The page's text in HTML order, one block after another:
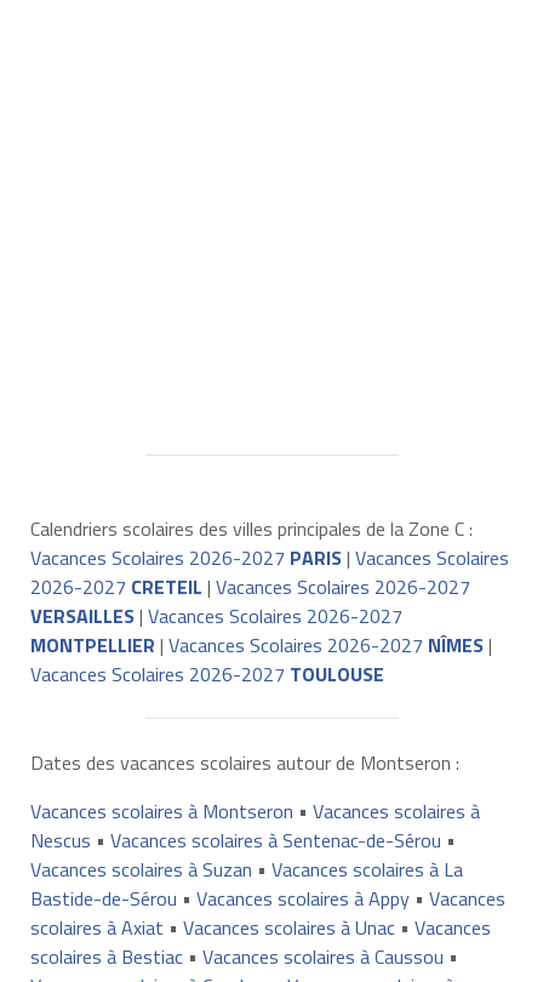
Calendriers scolaires des villes principales de la Zone C :
Vacances Scolaires 2026-2027 PARIS| Vacances Scolaires
2026-2027 CRETEIL | Vacances Scolaires 2026-2027
VERSAILLES| Vacances Scolaires 2026-2027
MONTPELLIER | Vacances Scolaires 2026-2027 NÎMES|
Vacances Scolaires 2026-2027 TOULOUSE
Dates des vacances scolaires autour de Montseron :
Vacances scolaires à Montseron • Vacances scolaires à
Nescus • Vacances scolaires à Sentenac-de-Sérou •
Vacances scolaires à Suzan • Vacances scolaires à La
Bastide-de-Sérou • Vacances scolaires à Appy• Vacances
scolaires à Axiat • Vacances scolaires à Unac• Vacances
scolaires à Bestiac• Vacances scolaires à Caussou •